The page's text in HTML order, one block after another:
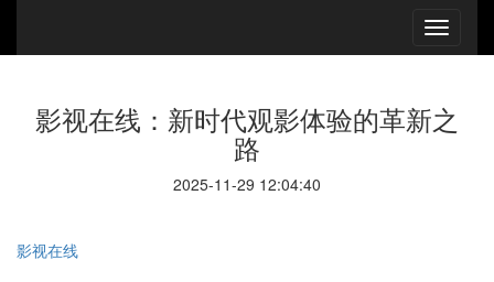
影视在线：新时代观影体验的革新之
路
2025-11-29 12:04:40
影视在线